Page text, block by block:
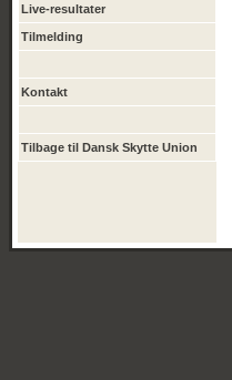
Live-resultater
Tilmelding
Kontakt
Tilbage til Dansk Skytte Union